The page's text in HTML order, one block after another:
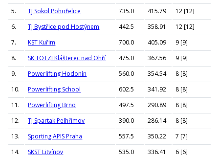
5.
TJ Sokol Pohořelice 735.0 415.79
12 [12]
6.
TJ Bystřice pod Hostýnem 442.5 358.91
12 [12]
7.
KST Kuřim 700.0 405.09
9 [9]
8.
SK TOTZI Klášterec nad Ohří 475.0 367.56
9 [9]
9.
Powerlifting Hodonín 560.0 354.54
8 [8]
10.
Powerlifting School 602.5 341.92
8 [8]
11.
Powerlifting Brno 497.5 290.89
8 [8]
12.
TJ Spartak Pelhřimov 390.0 286.14
8 [8]
13.
Sporting APIS Praha 557.5 350.22
7 [7]
14.
SKST Litvínov 535.0 336.41 6 [6]